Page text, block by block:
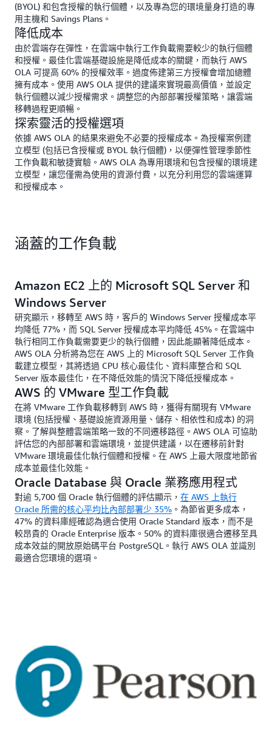
(BYOL) 和包含授權的執行個體，以及專為您的環境量身打造的專
用主機和 Savings Plans。
降低成本
由於雲端存在彈性，在雲端中執行工作負載需要較少的執行個體
和授權。最佳化雲端基礎設施是降低成本的關鍵，而執行 AWS
OLA 可提高 60% 的授權效率。過度佈建第三方授權會增加總體
擁有成本。使用 AWS OLA 提供的建議來實現最高價值，並設定
執行個體以減少授權需求。調整您的內部部署授權策略，讓雲端
移轉過程更順暢。
探索靈活的授權選項
依據 AWS OLA 的結果來避免不必要的授權成本。為授權案例建
立模型 (包括已含授權或 BYOL 執行個體)，以便彈性管理季節性
工作負載和敏捷實驗。AWS OLA 為專用環境和包含授權的環境建
立模型，讓您僅需為使用的資源付費，以充分利用您的雲端運算
和授權成本。
涵蓋的工作負載
Amazon EC2 上的 Microsoft SQL Server 和
Windows Server
研究顯示，移轉至 AWS 時，客戶的 Windows Server 授權成本平
均降低 77%，而 SQL Server 授權成本平均降低 45%。在雲端中
執行相同工作負載需要更少的執行個體，因此能顯著降低成本。
AWS OLA 分析將為您在 AWS 上的 Microsoft SQL Server 工作負
載建立模型，其將透過 CPU 核心最佳化、資料庫整合和 SQL
Server 版本最佳化，在不降低效能的情況下降低授權成本。
AWS 的 VMware 型工作負載
在將 VMware 工作負載移轉到 AWS 時，獲得有關現有 VMware
環境 (包括授權、基礎設施資源用量、儲存、相依性和成本) 的洞
察。了解與整體雲端策略一致的不同遷移路徑。AWS OLA 可協助
評估您的內部部署和雲端環境，並提供建議，以在遷移前針對
VMware 環境最佳化執行個體和授權。在 AWS 上最大限度地節省
成本並最佳化效能。
Oracle Database 與 Oracle 業務應用程式
對逾 5,700 個 Oracle 執行個體的評估顯示， 在 AWS 上執行
Oracle 所需的核心平均比內部部署少 35% 。為節省更多成本，
47% 的資料庫經確認為適合使用 Oracle Standard 版本，而不是
較昂貴的 Oracle Enterprise 版本。50% 的資料庫很適合遷移至具
成本效益的開放原始碼平台 PostgreSQL。執行 AWS OLA 並識別
最適合您環境的選項。